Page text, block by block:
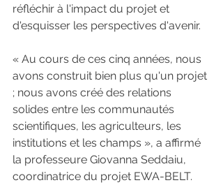
réfléchir à l'impact du projet et
d'esquisser les perspectives d'avenir.
« Au cours de ces cinq années, nous
avons construit bien plus qu'un projet
; nous avons créé des relations
solides entre les communautés
scientifiques, les agriculteurs, les
institutions et les champs », a affirmé
la professeure Giovanna Seddaiu,
coordinatrice du projet EWA-BELT.